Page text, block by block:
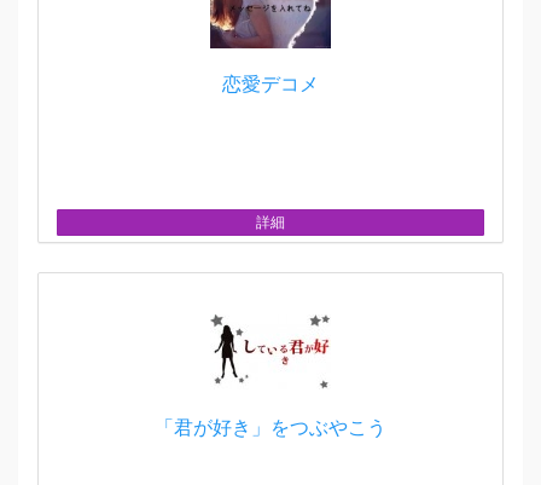
恋愛デコメ
詳細
「君が好き」をつぶやこう